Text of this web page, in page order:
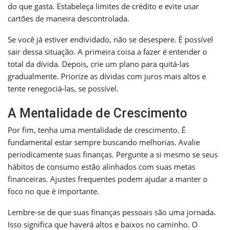
do que gasta. Estabeleça limites de crédito e evite usar
cartões de maneira descontrolada.
Se você já estiver endividado, não se desespere. É possível
sair dessa situação. A primeira coisa a fazer é entender o
total da dívida. Depois, crie um plano para quitá-las
gradualmente. Priorize as dívidas com juros mais altos e
tente renegociá-las, se possível.
A Mentalidade de Crescimento
Por fim, tenha uma mentalidade de crescimento. É
fundamental estar sempre buscando melhorias. Avalie
periodicamente suas finanças. Pergunte a si mesmo se seus
hábitos de consumo estão alinhados com suas metas
financeiras. Ajustes frequentes podem ajudar a manter o
foco no que é importante.
Lembre-se de que suas finanças pessoais são uma jornada.
Isso significa que haverá altos e baixos no caminho. O